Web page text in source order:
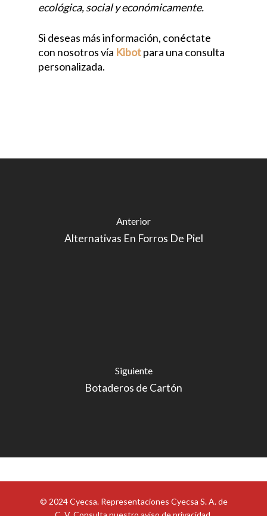
ecológica, social y económicamente.
Si deseas más información, conéctate
con nosotros vía Kibotpara una consulta
personalizada.
Anterior
Alternativas En Forros De Piel
Siguiente
Botaderos de Cartón
© 2024 Cyecsa. Representaciones Cyecsa S. A. de